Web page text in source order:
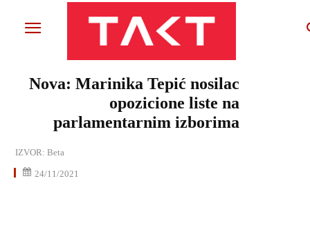
Nova: Marinika Tepić nosilac
opozicione liste na
parlamentarnim izborima
IZVOR: Beta
24/11/2021